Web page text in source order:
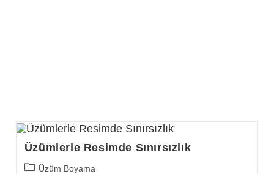
Üzümlerle Resimde Sınırsızlık
PostÜzüm Boyama